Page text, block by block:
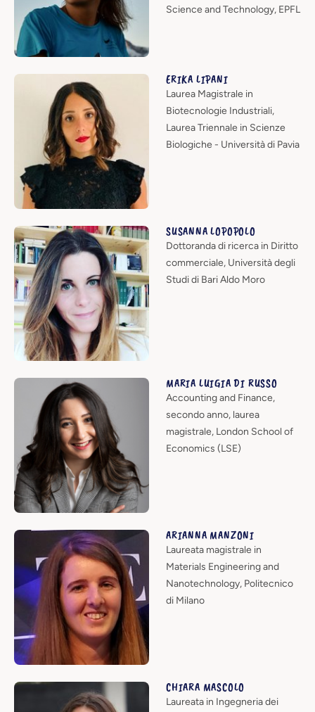
Science and Technology, EPFL
ERIKA LIPANI
Laurea Magistrale in
Biotecnologie Industriali,
Laurea Triennale in Scienze
Biologiche - Università di Pavia
SUSANNA LOPOPOLO
Dottoranda di ricerca in Diritto
commerciale, Università degli
Studi di Bari Aldo Moro
MARIA LUIGIA DI RUSSO
Accounting and Finance,
secondo anno, laurea
magistrale, London School of
Economics (LSE)
ARIANNA MANZONI
Laureata magistrale in
Materials Engineering and
Nanotechnology, Politecnico
di Milano
CHIARA MASCOLO
Laureata in Ingegneria dei